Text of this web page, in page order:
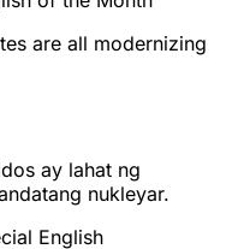
are all modernizing
ay lahat ng
nukleyar.
English